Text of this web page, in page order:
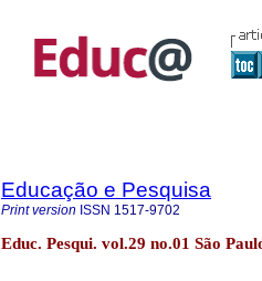
Educação e Pesquisa
Print version ISSN 1517-9702
Educ. Pesqui. vol.29 no.01 São